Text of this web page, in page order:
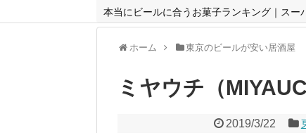
本当にビールに合うお菓子ランキング｜スー
ホーム 東京のビールが安い居酒屋
ミヤウチ（
2019/3/22